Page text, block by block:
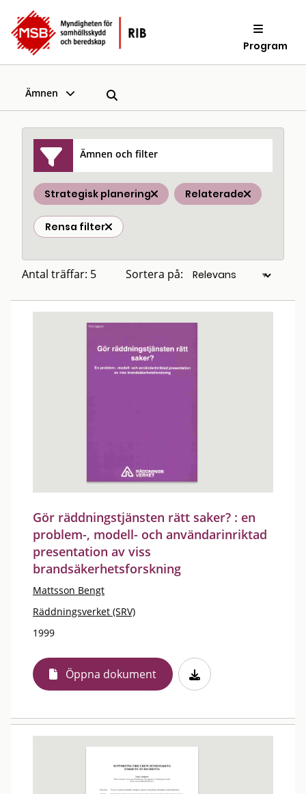
Program
Ämnen
Ämnen och filter
Strategisk planering Relaterade
Rensa filter
Antal träffar: 5 Sortera på:
Gör räddningstjänsten rätt saker? : en
problem-, modell- och användarinriktad
presentation av viss
brandsäkerhetsforskning
Mattsson Bengt
Räddningsverket (SRV)
1999
Öppna dokument